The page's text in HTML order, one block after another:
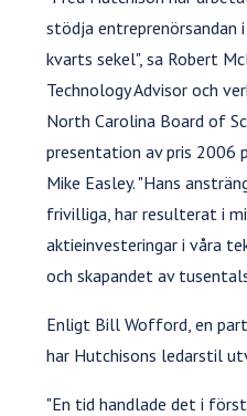
stödja
kvarts sekel", sa Robert
Technology Advisor och
North Carolina Board of
presentation av pris 2006
Mike Easley. "Hans
frivilliga, har resulterat i
aktieinvesteringar i våra
och skapandet av
Enligt Bill Wofford, en
har Hutchisons ledarstil
"En tid handlade det i